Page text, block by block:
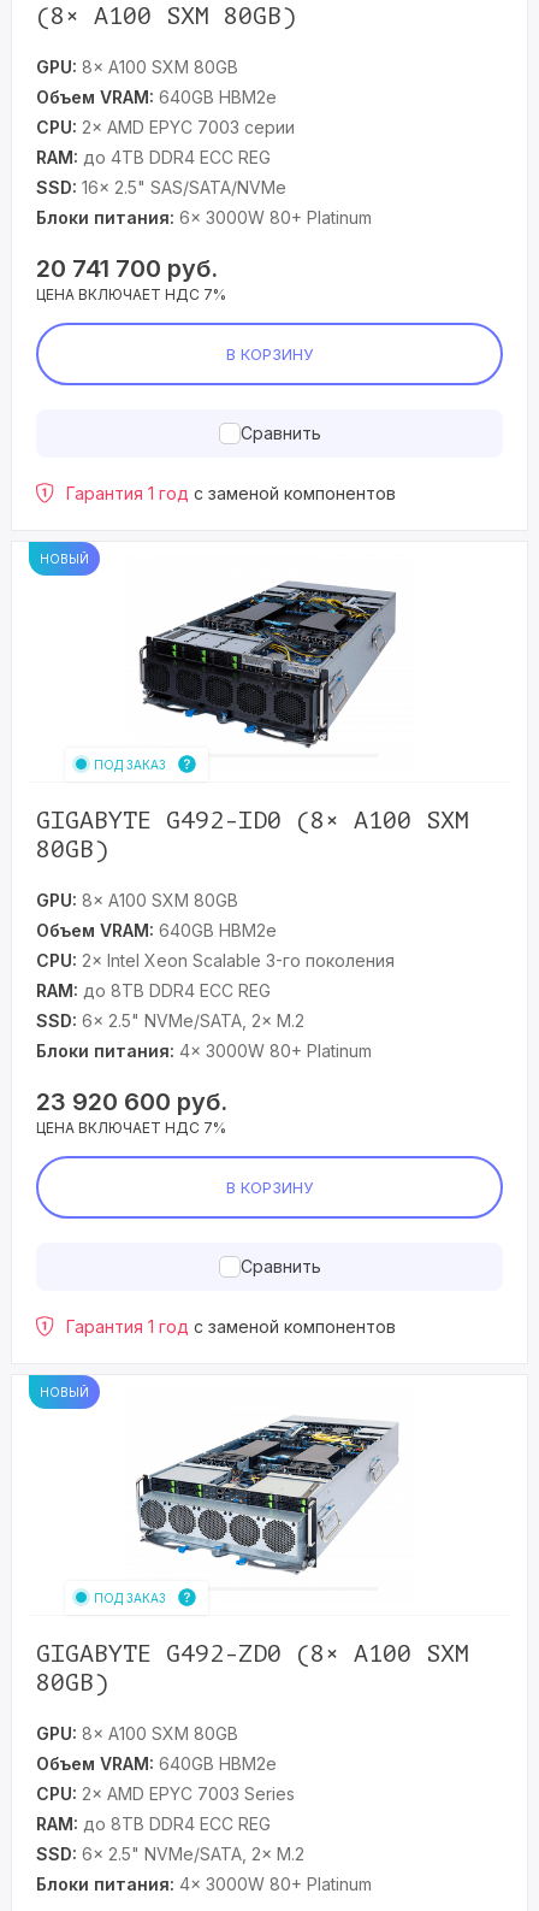
(8× A100 SXM 80GB)
GPU: 8× A100 SXM 80GB
Объем VRAM: 640GB HBM2e
CPU: 2× AMD EPYC 7003 серии
RAM: до 4TB DDR4 ECC REG
SSD: 16× 2.5" SAS/SATA/NVMe
Блоки питания: 6× 3000W 80+ Platinum
20 741 700 руб.
ЦЕНА ВКЛЮЧАЕТ НДС 7%
В КОРЗИНУ
Сравнить
Гарантия 1 год с заменой компонентов
НОВЫЙ
ПОД ЗАКАЗ
GIGABYTE G492-ID0 (8× A100 SXM
80GB)
GPU: 8× A100 SXM 80GB
Объем VRAM: 640GB HBM2e
CPU: 2× Intel Xeon Scalable 3-го поколения
RAM: до 8TB DDR4 ECC REG
SSD: 6× 2.5" NVMe/SATA, 2× M.2
Блоки питания: 4× 3000W 80+ Platinum
23 920 600 руб.
ЦЕНА ВКЛЮЧАЕТ НДС 7%
В КОРЗИНУ
Сравнить
Гарантия 1 год с заменой компонентов
НОВЫЙ
ПОД ЗАКАЗ
GIGABYTE G492-ZD0 (8× A100 SXM
80GB)
GPU: 8× A100 SXM 80GB
Объем VRAM: 640GB HBM2e
CPU: 2× AMD EPYC 7003 Series
RAM: до 8TB DDR4 ECC REG
SSD: 6× 2.5" NVMe/SATA, 2× M.2
Блоки питания: 4× 3000W 80+ Platinum